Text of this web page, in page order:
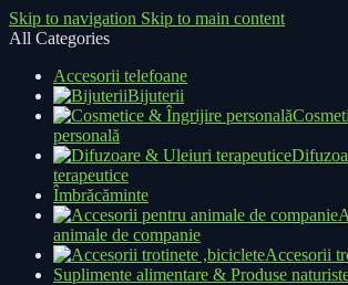
Skip to navigation Skip to main content
All Categories
Accesorii telefoane
Bijuterii
personală
terapeutice
Îmbrăcăminte
animale de companie
Accesorii
Suplimente alimentare & Produse